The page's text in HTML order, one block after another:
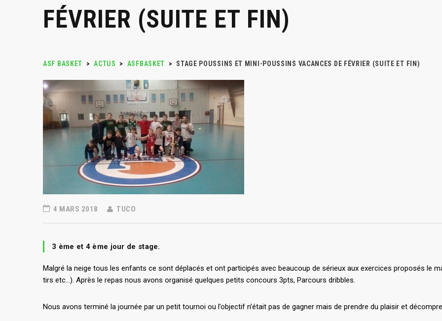
FÉVRIER (SUITE ET FIN)
ASF BASKET > ACTUS > ASFBASKET > STAGE POUSSINS ET MINI-POUSSINS VACANCES DE FÉVRIER (SUITE ET FIN)
4 MARS 2018 TUCO
3 ème et 4 ème jour de stage.
Malgré la neige tous les enfants ce sont déplacés et ont participés avec beaucoup de sérieux aux exercices proposés le
tirs etc…). Après le repas nous avons organisé quelques petits concours 3pts, Parcours dribbles.
Nous avons terminé la journée par un petit tournoi ou l’objectif n’était pas de gagner mais de prendre du plaisir et